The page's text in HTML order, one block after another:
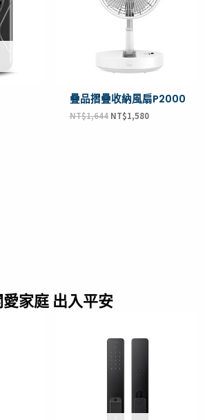
疊品摺疊收納風扇P2000
NT$1,644 NT$1,580
家庭 出入平安
價
格：
NT$9,990。
價